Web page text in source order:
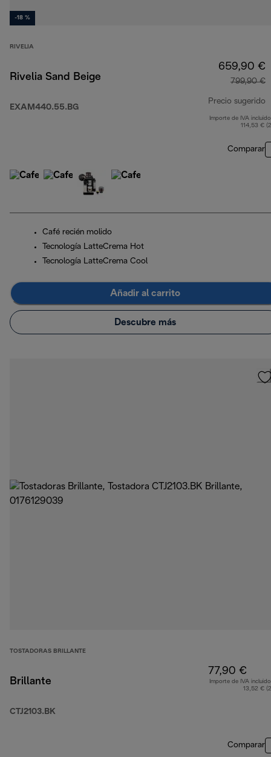
-18 %
RIVELIA
Rivelia Sand Beige
EXAM440.55.BG
659,90 €
799,90 €
Precio sugerido
Importe de IVA
114,53 €
Comparar
Café recién molido
Tecnología LatteCrema Hot
Tecnología LatteCrema Cool
Añadir al carrito
Descubre más
TOSTADORAS BRILLANTE
Brillante
CTJ2103.BK
77,90 €
Importe de IVA
13,52 €
Comparar